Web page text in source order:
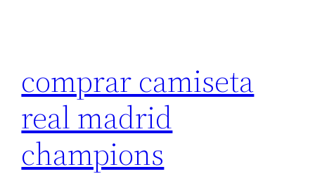
comprar camiseta
real madrid
champions